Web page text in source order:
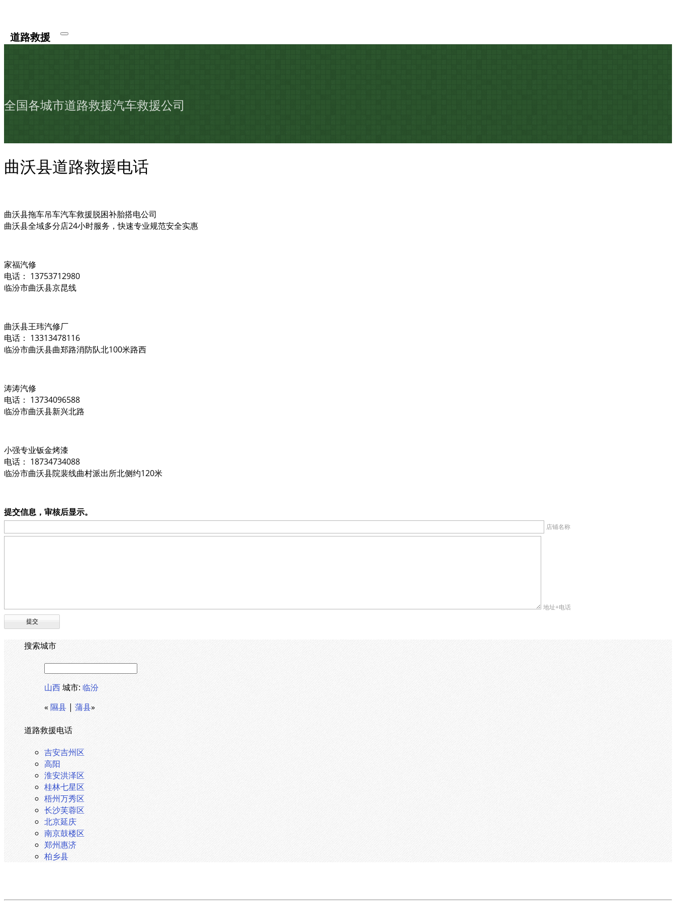
道路救援
全国各城市道路救援汽车救援公司
曲沃县道路救援电话
曲沃县拖车吊车汽车救援脱困补胎搭电公司
曲沃县全域多分店24小时服务，快速专业规范安全实惠
家福汽修
电话： 13753712980
临汾市曲沃县京昆线
曲沃县王玮汽修厂
电话： 13313478116
临汾市曲沃县曲郑路消防队北100米路西
涛涛汽修
电话： 13734096588
临汾市曲沃县新兴北路
小强专业钣金烤漆
电话： 18734734088
临汾市曲沃县院裴线曲村派出所北侧约120米
提交信息，审核后显示。
店铺名称
地址+电话
搜索城市
山西城市: 临汾
«隰县 | 蒲县»
道路救援电话
吉安吉州区
高阳
淮安洪泽区
桂林七星区
梧州万秀区
长沙芙蓉区
北京延庆
南京鼓楼区
郑州惠济
柏乡县